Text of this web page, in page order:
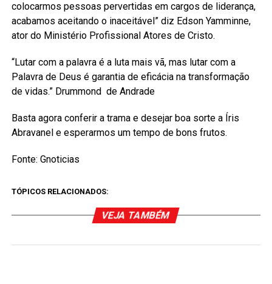
colocarmos pessoas pervertidas em cargos de liderança,
acabamos aceitando o inaceitável” diz Edson Yamminne,
ator do Ministério Profissional Atores de Cristo.
“Lutar com a palavra é a luta mais vã, mas lutar com a
Palavra de Deus é garantia de eficácia na transformação
de vidas.” Drummond de Andrade
Basta agora conferir a trama e desejar boa sorte a Íris
Abravanel e esperarmos um tempo de bons frutos.
Fonte: Gnoticias
TÓPICOS RELACIONADOS:
VEJA TAMBÉM